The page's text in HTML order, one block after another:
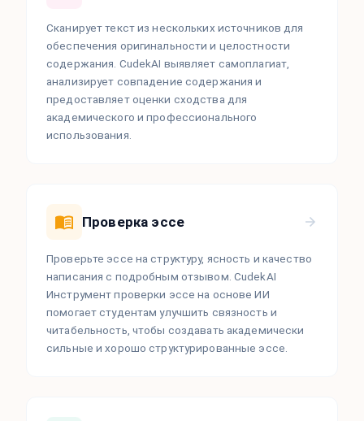
Сканирует текст из нескольких источников для
обеспечения оригинальности и целостности
содержания. CudekAI выявляет самоплагиат,
анализирует совпадение содержания и
предоставляет оценки сходства для
академического и профессионального
использования.
Проверка эссе
Проверьте эссе на структуру, ясность и качество
написания с подробным отзывом. CudekAI
Инструмент проверки эссе на основе ИИ
помогает студентам улучшить связность и
читабельность, чтобы создавать академически
сильные и хорошо структурированные эссе.